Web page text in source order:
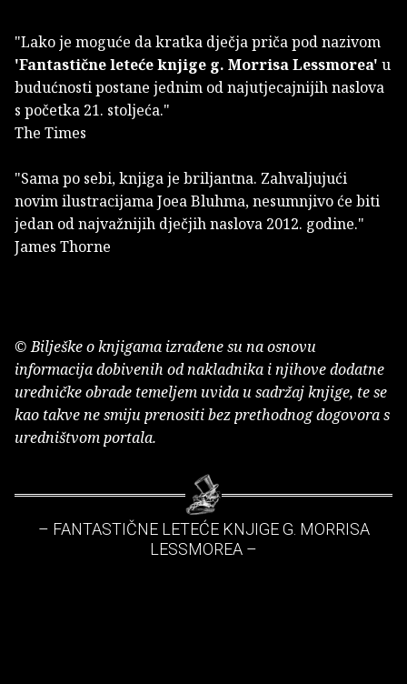
"Lako je moguće da kratka dječja priča pod nazivom
'Fantastične leteće knjige g. Morrisa Lessmorea' u
budućnosti postane jednim od najutjecajnijih naslova
s početka 21. stoljeća."
The Times
"Sama po sebi, knjiga je briljantna. Zahvaljujući
novim ilustracijama Joea Bluhma, nesumnjivo će biti
jedan od najvažnijih dječjih naslova 2012. godine."
James Thorne
© Bilješke o knjigama izrađene su na osnovu
informacija dobivenih od nakladnika i njihove dodatne
uredničke obrade temeljem uvida u sadržaj knjige, te se
kao takve ne smiju prenositi bez prethodnog dogovora s
uredništvom portala.
– FANTASTIČNE LETEĆE KNJIGE G. MORRISA
LESSMOREA –